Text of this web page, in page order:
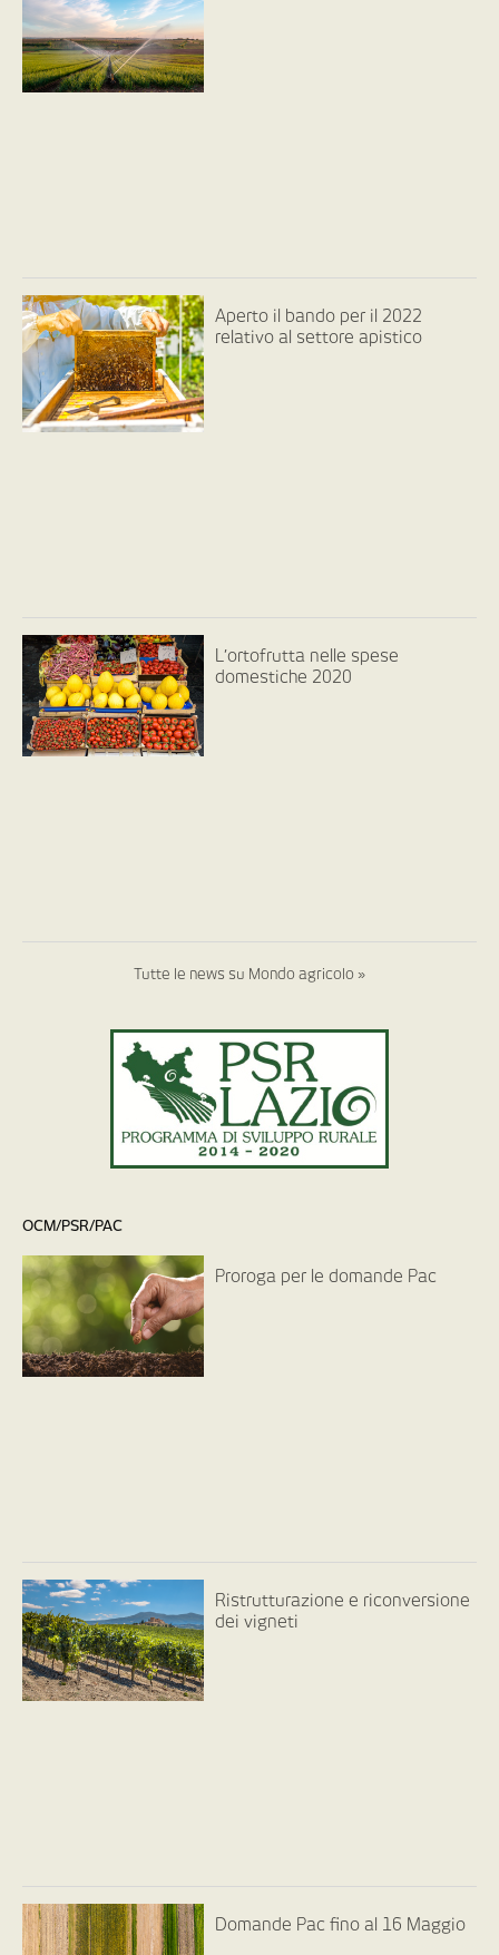
Aperto il bando per il 2022
relativo al settore apistico
L’ortofrutta nelle spese
domestiche 2020
Tutte le news su Mondo agricolo »
OCM/PSR/PAC
Proroga per le domande Pac
Ristrutturazione e riconversione
dei vigneti
Domande Pac fino al 16 Maggio